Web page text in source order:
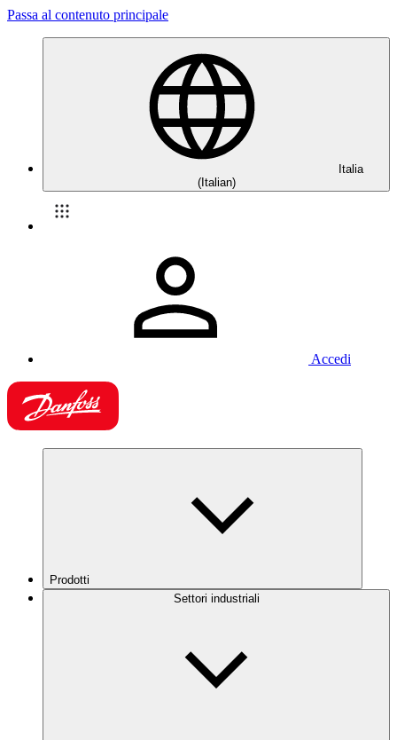
Passa al contenuto principale
Italia
(Italian)
Accedi
Prodotti
Settori industriali